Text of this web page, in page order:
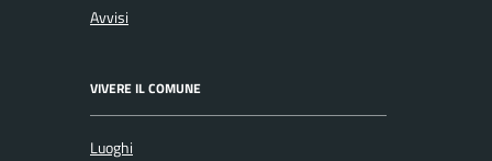
Avvisi
VIVERE IL COMUNE
Luoghi